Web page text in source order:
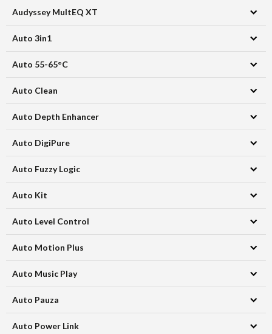
Audyssey MultEQ XT
Auto 3in1
Auto 55-65°C
Auto Clean
Auto Depth Enhancer
Auto DigiPure
Auto Fuzzy Logic
Auto Kit
Auto Level Control
Auto Motion Plus
Auto Music Play
Auto Pauza
Auto Power Link